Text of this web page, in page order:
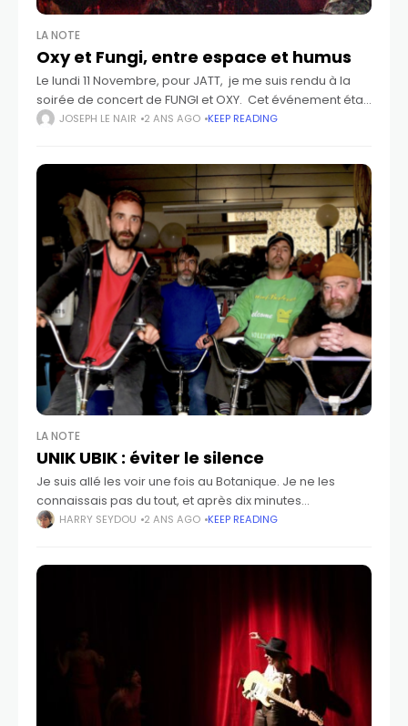
LA NOTE
Oxy et Fungi, entre espace et humus
Le lundi 11 Novembre, pour JATT, je me suis rendu à la
soirée de concert de FUNGI et OXY. Cet événement était
organisé par Jazztronicz, label piloté par Benjamin Paul
JOSEPH LE NAIR 2 ANS AGO KEEP READING
LA NOTE
UNIK UBIK : éviter le silence
Je suis allé les voir une fois au Botanique. Je ne les
connaissais pas du tout, et après dix minutes
d’appréhension, j’ai finalement saisi cette énergie
HARRY SEYDOU 2 ANS AGO KEEP READING